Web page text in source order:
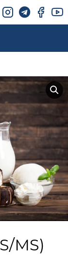
MS)